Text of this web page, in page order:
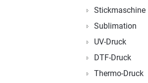
Stickmaschine
Sublimation
UV-Druck
DTF-Druck
Thermo-Druck